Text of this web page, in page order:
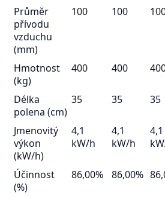
Průměr
přívodu
vzduchu
(mm)
100 100
Hmotnost
(kg)
400 400
Délka
polena (cm)
35 35 35
Jmenovitý
výkon
(kW/h)
4,1
kW/h
4,1
kW/h
4,1
Účinnost
(%)
86,00% 86,00%